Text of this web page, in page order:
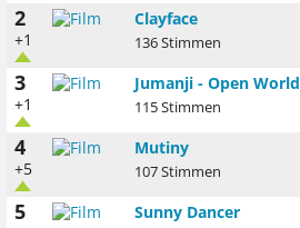
2
+1
Clayface
136 Stimmen
3
+1
Jumanji - Open World
115 Stimmen
4
+5
Mutiny
107 Stimmen
5 Sunny Dancer